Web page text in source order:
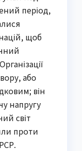
період,
щоб
або
він
напругу
світ
проти